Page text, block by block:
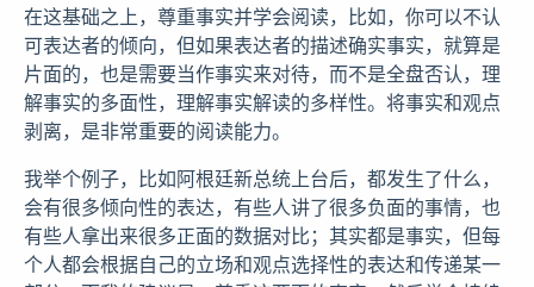
在这基础之上，尊重事实并学会阅读，比如，你可以不认
可表达者的倾向，但如果表达者的描述确实事实，就算是
片面的，也是需要当作事实来对待，而不是全盘否认，理
解事实的多面性，理解事实解读的多样性。将事实和观点
剥离，是非常重要的阅读能力。
我举个例子，比如阿根廷新总统上台后，都发生了什么，
会有很多倾向性的表达，有些人讲了很多负面的事情，也
有些人拿出来很多正面的数据对比；其实都是事实，但每
个人都会根据自己的立场和观点选择性的表达和传递某一